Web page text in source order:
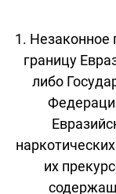
1.
границу
либо
их